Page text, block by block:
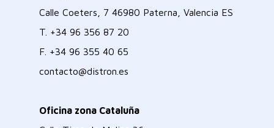
Calle Coeters, 7 46980 Paterna, Valencia ES
T. +34 96 356 87 20
F. +34 96 355 40 65
contacto@distron.es
Oficina zona Cataluña